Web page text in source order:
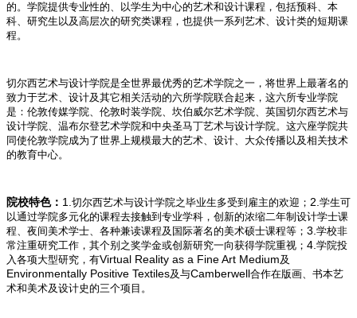
的。学院提供专业性的、以学生为中心的艺术和设计课程，包括预科、本
科、研究生以及高层次的研究类课程，也提供一系列艺术、设计类的短期课
程。
切尔西艺术与设计学院是全世界最优秀的艺术学院之一，将世界上最著名的
致力于艺术、设计及其它相关活动的六所学院联合起来，这六所专业学院
是：伦敦传媒学院、伦敦时装学院、坎伯威尔艺术学院、英国切尔西艺术与
设计学院、温布尔登艺术学院和中央圣马丁艺术与设计学院。这六座学院共
同使伦敦学院成为了世界上规模最大的艺术、设计、大众传播以及相关技术
的教育中心。
院校特色： 1. 切尔西艺术与设计学院之毕业生多受到雇主的欢迎； 2. 学生可
以通过学院多元化的课程去接触到专业学科，创新的浓缩二年制设计学士课
程、夜间美术学士、各种兼读课程及国际著名的美术硕士课程等； 3. 学校非
常注重研究工作，其个别之奖学金或创新研究一向获得学院重视； 4. 学院投
入各项大型研究，有Virtual Reality as a Fine Art Medium及
Environmentally Positive Textiles及与Camberwell合作在版画、书本艺
术和美术及设计史的三个项目。